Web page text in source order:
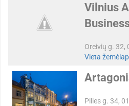
Vilnius
Oreivių g. 32,
Vieta
Pilies g. 34,